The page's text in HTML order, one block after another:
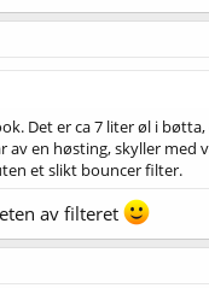
Det er ca 7 liter øl i
en høsting, skyller med
et slikt bouncer filter.
av filteret